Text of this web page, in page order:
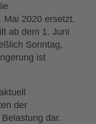
Mai 2020 ersetzt.
ab dem 1. Juni
Sonntag,
ist
der
dar.